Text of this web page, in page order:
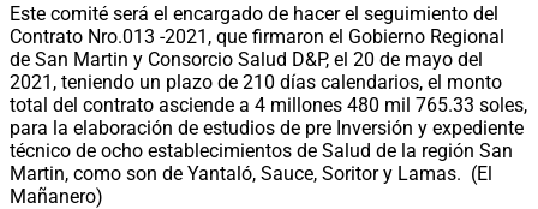
Este comité será el encargado de hacer el seguimiento del
Contrato Nro.013 -2021, que firmaron el Gobierno Regional
de San Martin y Consorcio Salud D&P, el 20 de mayo del
2021, teniendo un plazo de 210 días calendarios, el monto
total del contrato asciende a 4 millones 480 mil 765.33 soles,
para la elaboración de estudios de pre Inversión y expediente
técnico de ocho establecimientos de Salud de la región San
Martin, como son de Yantaló, Sauce, Soritor y Lamas. (El
Mañanero)